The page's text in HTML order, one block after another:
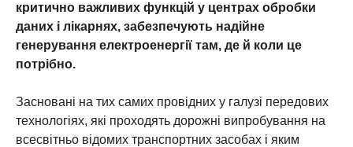
критично важливих функцій у центрах обробки
даних і лікарнях, забезпечують надійне
генерування електроенергії там, де й коли це
потрібно.
Засновані на тих самих провідних у галузі передових
технологіях, які проходять дорожні випробування на
всесвітньо відомих транспортних засобах і яким